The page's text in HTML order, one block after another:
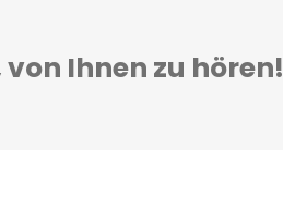
Ihnen zu hören!